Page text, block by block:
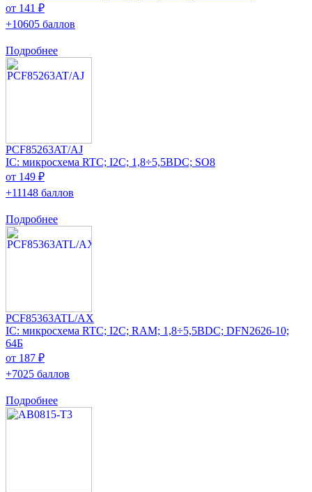
от 141 ₽
+10605 баллов
Подробнее
PCF85263AT/AJ
IC: микросхема RTC; I2C; 1,8÷5,5ВDC; SO8
от 149 ₽
+11148 баллов
Подробнее
PCF85363ATL/AX
IC: микросхема RTC; I2C; RAM; 1,8÷5,5ВDC; DFN2626-10;
64Б
от 187 ₽
+7025 баллов
Подробнее